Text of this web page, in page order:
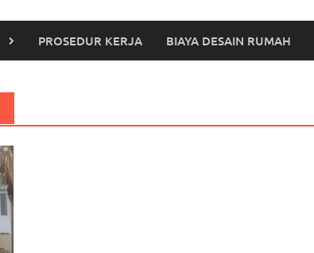
PROSEDUR KERJA BIAYA DESAIN RUMAH